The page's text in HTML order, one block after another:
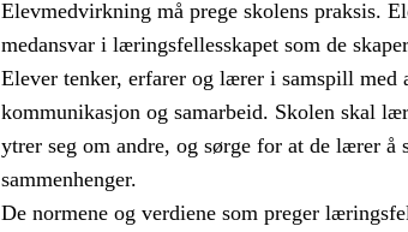
Elevmedvirkning må prege skolens praksis.
medansvar i læringsfellesskapet som de
Elever tenker, erfarer og lærer i samspill med
kommunikasjon og samarbeid. Skolen skal
ytrer seg om andre, og sørge for at de lærer
sammenhenger.
De normene og verdiene som preger